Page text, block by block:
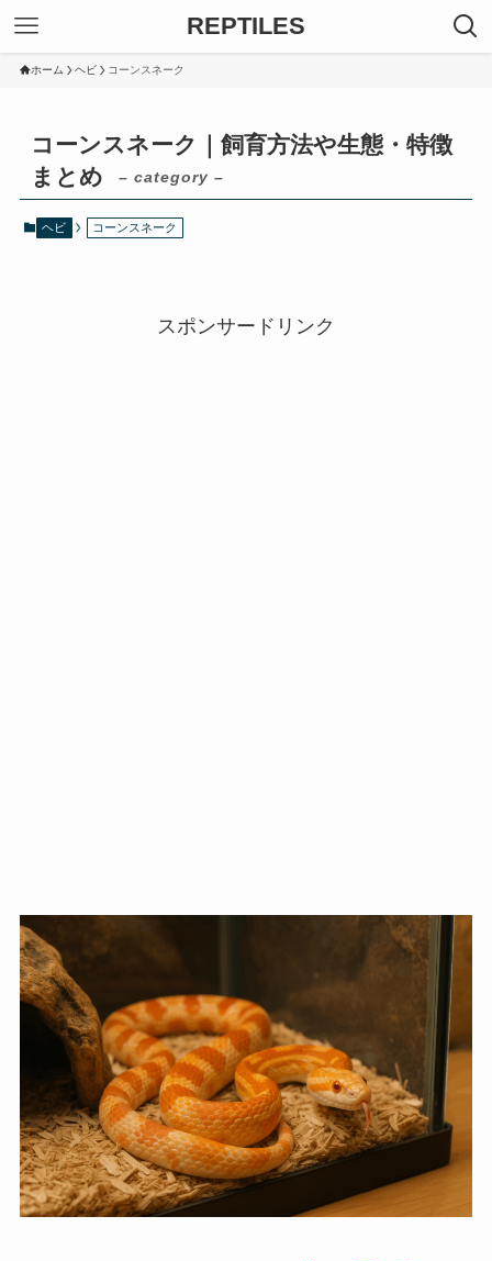
REPTILES
ホーム ヘビ コーンスネーク
コーンスネーク｜飼育方法や生態・特徴
まとめ
– category –
ヘビ コーンスネーク
スポンサードリンク